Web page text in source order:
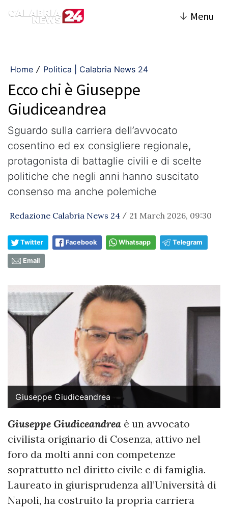
↓ Menu
Home / Politica | Calabria News 24
Ecco chi è Giuseppe
Giudiceandrea
Sguardo sulla carriera dell’avvocato
cosentino ed ex consigliere regionale,
protagonista di battaglie civili e di scelte
politiche che negli anni hanno suscitato
consenso ma anche polemiche
Redazione Calabria News 24 / 21 March 2026, 09:30
Twitter Facebook Whatsapp Telegram
Email
Giuseppe Giudiceandrea
Giuseppe Giudiceandrea è un avvocato
civilista originario di Cosenza, attivo nel
foro da molti anni con competenze
soprattutto nel diritto civile e di famiglia.
Laureato in giurisprudenza all’Università di
Napoli, ha costruito la propria carriera